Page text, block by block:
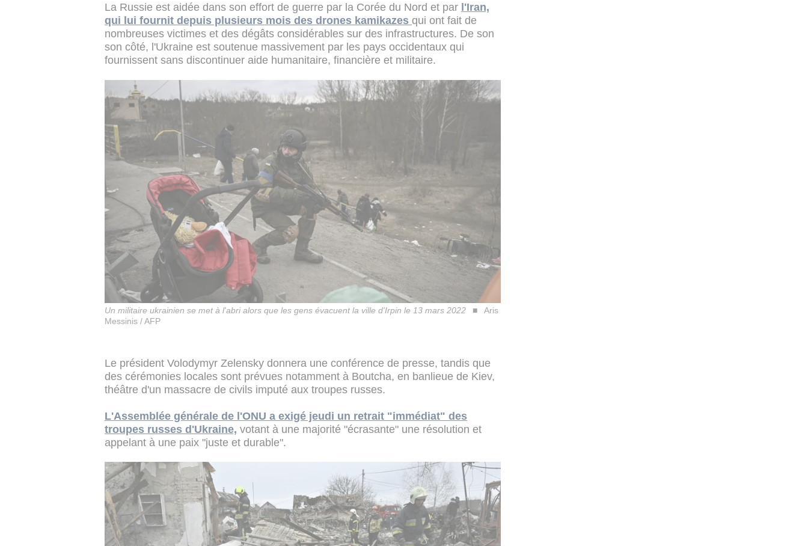
La Russie est aidée dans son effort de guerre par la Corée du Nord et par l'Iran,
qui lui fournit depuis plusieurs mois des drones kamikazes qui ont fait de
nombreuses victimes et des dégâts considérables sur des infrastructures. De son
son côté, l'Ukraine est soutenue massivement par les pays occidentaux qui
fournissent sans discontinuer aide humanitaire, financière et militaire.
Un militaire ukrainien se met à l'abri alors que les gens évacuent la ville d'Irpin le 13 mars 2022
Aris
Messinis / AFP
Le président Volodymyr Zelensky donnera une conférence de presse, tandis que
des cérémonies locales sont prévues notamment à Boutcha, en banlieue de Kiev,
théâtre d'un massacre de civils imputé aux troupes russes.
L'Assemblée générale de l'ONU a exigé jeudi un retrait "immédiat" des
troupes russes d'Ukraine, votant à une majorité "écrasante" une résolution et
appelant à une paix "juste et durable".